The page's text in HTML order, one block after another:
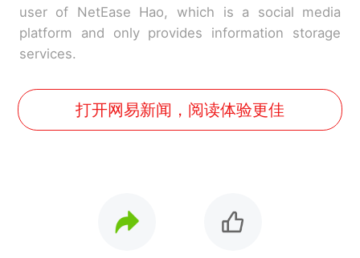
user of NetEase Hao, which is a social media
platform and only provides information storage
services.
打开网易新闻，阅读体验更佳